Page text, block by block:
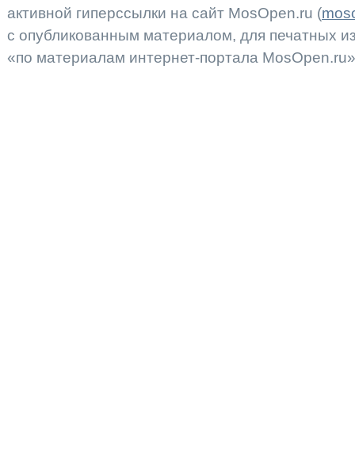
активной гиперссылки на сайт MosOpen.ru (
с опубликованным материалом, для печатных
«по материалам интернет-портала